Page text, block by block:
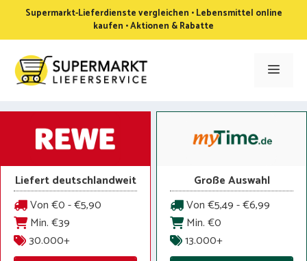
springen
Supermarkt-Lieferdienste vergleichen • Lebensmittel online
kaufen • Aktionen & Rabatte
Menü
Liefert deutschlandweit
Von €0 - €5,90
Min. €39
30.000+
Große Auswahl
Von €5,49 - €6,99
Min. €0
13.000+